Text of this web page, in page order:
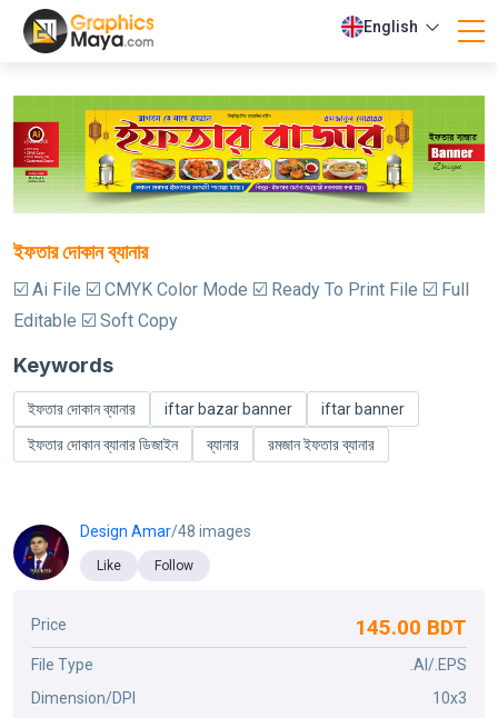
English
ইফতার দোকান ব্যানার
☑️ Ai File ☑️ CMYK Color Mode ☑️ Ready To Print File ☑️ Full
Editable ☑️ Soft Copy
Keywords
ইফতার দোকান ব্যানার iftar bazar banner
iftar banner
ইফতার দোকান ব্যানার ডিজাইন
ব্যানার রমজান ইফতার ব্যানার
Design Amar/48 images
Like Follow
Price 145.00 BDT
File Type
.AI/.EPS
Dimension/DPI
10x3